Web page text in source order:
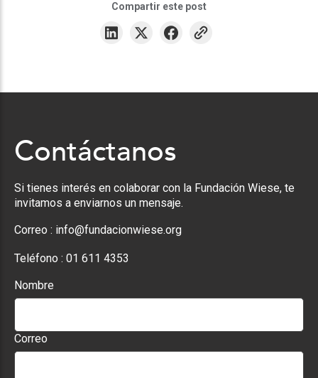
Compartir este post
Contáctanos
Si tienes interés en colaborar con la Fundación Wiese, te
invitamos a enviarnos un mensaje.
Correo : info@fundacionwiese.org
Teléfono : 01 611 4353
Nombre
Correo